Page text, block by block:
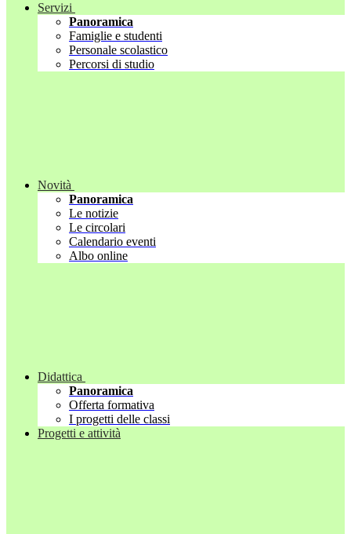
Servizi
Panoramica
Famiglie e studenti
Personale scolastico
Percorsi di studio
Novità
Panoramica
Le notizie
Le circolari
Calendario eventi
Albo online
Didattica
Panoramica
Offerta formativa
I progetti delle classi
Progetti e attività